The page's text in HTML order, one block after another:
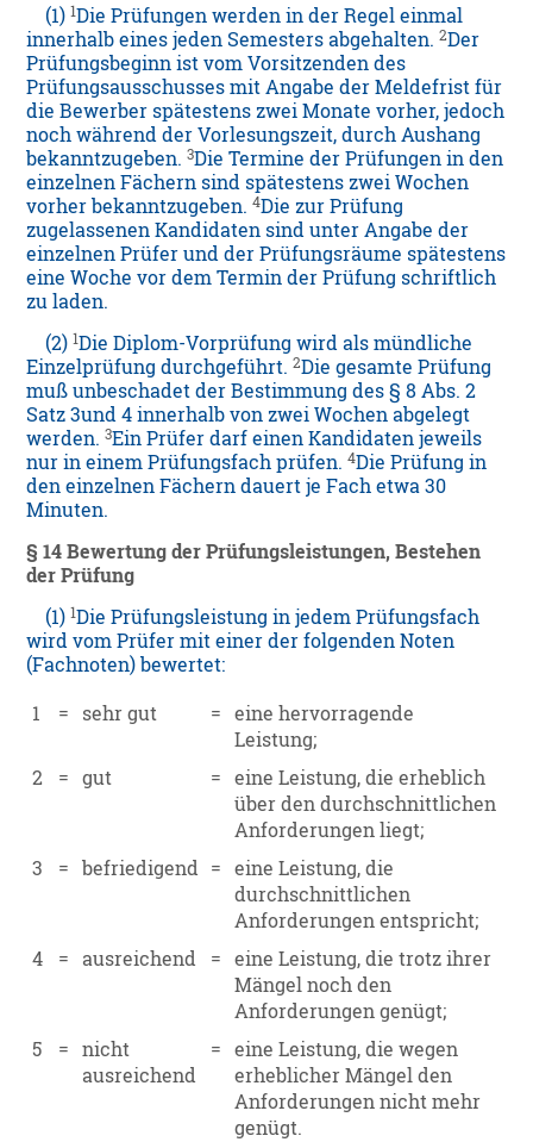
(1)1Die Prüfungen werden in der Regel einmal
innerhalb eines jeden Semesters abgehalten.2Der
Prüfungsbeginn ist vom Vorsitzenden des
Prüfungsausschusses mit Angabe der Meldefrist für
die Bewerber spätestens zwei Monate vorher, jedoch
noch während der Vorlesungszeit, durch Aushang
bekanntzugeben.3Die Termine der Prüfungen in den
einzelnen Fächern sind spätestens zwei Wochen
vorher bekanntzugeben.4Die zur Prüfung
zugelassenen Kandidaten sind unter Angabe der
einzelnen Prüfer und der Prüfungsräume spätestens
eine Woche vor dem Termin der Prüfung schriftlich
zu laden.
(2)1Die Diplom-Vorprüfung wird als mündliche
Einzelprüfung durchgeführt.2Die gesamte Prüfung
muß unbeschadet der Bestimmung des § 8 Abs. 2
Satz 3und 4 innerhalb von zwei Wochen abgelegt
werden.3Ein Prüfer darf einen Kandidaten jeweils
nur in einem Prüfungsfach prüfen.4Die Prüfung in
den einzelnen Fächern dauert je Fach etwa 30
Minuten.
§ 14 Bewertung der Prüfungsleistungen, Bestehen
der Prüfung
(1)1Die Prüfungsleistung in jedem Prüfungsfach
wird vom Prüfer mit einer der folgenden Noten
(Fachnoten) bewertet:
1 = sehr gut =
eine hervorragende
Leistung;
2
= gut =
eine Leistung, die erheblich
über den durchschnittlichen
Anforderungen liegt;
3
= befriedigend =
eine Leistung, die
durchschnittlichen
Anforderungen entspricht;
4
= ausreichend =
eine Leistung, die trotz ihrer
Mängel noch den
Anforderungen genügt;
5
=
nicht
ausreichend
=
eine Leistung, die wegen
erheblicher Mängel den
Anforderungen nicht mehr
genügt.